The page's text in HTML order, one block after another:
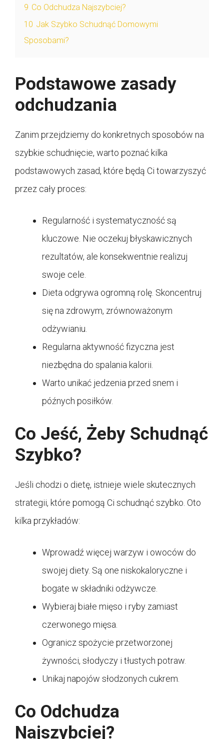
9 Co Odchudza Najszybciej?
10 Jak Szybko Schudnąć Domowymi
Sposobami?
Podstawowe zasady
odchudzania
Zanim przejdziemy do konkretnych sposobów na
szybkie schudnięcie, warto poznać kilka
podstawowych zasad, które będą Ci towarzyszyć
przez cały proces:
Regularność i systematyczność są
kluczowe. Nie oczekuj błyskawicznych
rezultatów, ale konsekwentnie realizuj
swoje cele.
Dieta odgrywa ogromną rolę. Skoncentruj
się na zdrowym, zrównoważonym
odżywianiu.
Regularna aktywność fizyczna jest
niezbędna do spalania kalorii.
Warto unikać jedzenia przed snem i
późnych posiłków.
Co Jeść, Żeby Schudnąć
Szybko?
Jeśli chodzi o dietę, istnieje wiele skutecznych
strategii, które pomogą Ci schudnąć szybko. Oto
kilka przykładów:
Wprowadź więcej warzyw i owoców do
swojej diety. Są one niskokaloryczne i
bogate w składniki odżywcze.
Wybieraj białe mięso i ryby zamiast
czerwonego mięsa.
Ogranicz spożycie przetworzonej
żywności, słodyczy i tłustych potraw.
Unikaj napojów słodzonych cukrem.
Co Odchudza
Najszybciej?